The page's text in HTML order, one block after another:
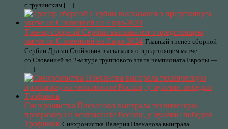
с грузинским […]
Тренер сборной Сербии высказался о предстоящем
матче со Словенией на Евро-2024 Главный тренер сборной
Сербии Драган Стойкович высказался о предстоящем матче
со Словенией во 2-м туре группового этапа чемпионата Европы —
[…]
Синхронистка Плеханова выиграла техническую
программу на чемпионате России, у мужчин победил
Трофимов Синхронистка Валерия Плеханова выиграла